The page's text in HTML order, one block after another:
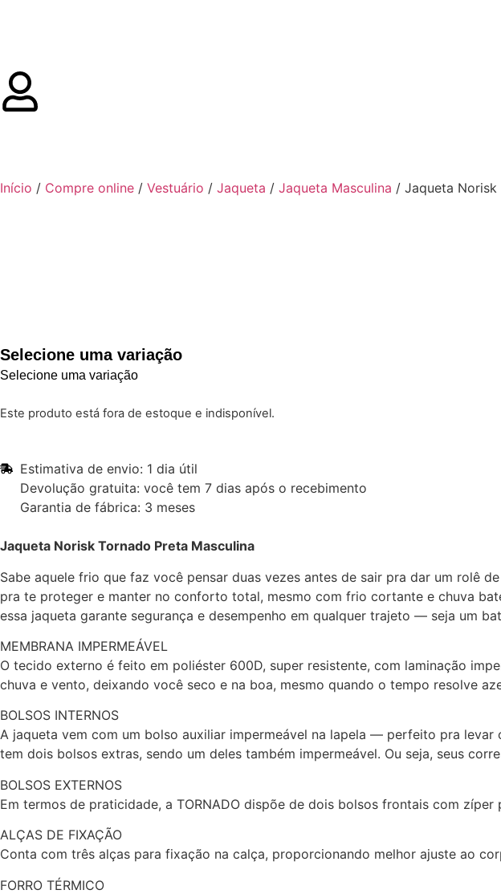
Início / Compre online / Vestuário / Jaqueta / Jaqueta Masculina / Jaqueta Norisk
Selecione uma variação
Selecione uma variação
Este produto está fora de estoque e indisponível.
Estimativa de envio: 1 dia útil
Devolução gratuita: você tem 7 dias após o recebimento
Garantia de fábrica: 3 meses
Jaqueta Norisk Tornado Preta Masculina
Sabe aquele frio que faz você pensar duas vezes antes de sair pra dar um rolê
pra te proteger e manter no conforto total, mesmo com frio cortante e chuva
essa jaqueta garante segurança e desempenho em qualquer trajeto — seja um
MEMBRANA IMPERMEÁVEL
O tecido externo é feito em poliéster 600D, super resistente, com laminação
chuva e vento, deixando você seco e na boa, mesmo quando o tempo resolve
BOLSOS INTERNOS
A jaqueta vem com um bolso auxiliar impermeável na lapela — perfeito pra
tem dois bolsos extras, sendo um deles também impermeável. Ou seja, seus
BOLSOS EXTERNOS
Em termos de praticidade, a TORNADO dispõe de dois bolsos frontais com zíper
ALÇAS DE FIXAÇÃO
Conta com três alças para fixação na calça, proporcionando melhor ajuste ao
FORRO TÉRMICO